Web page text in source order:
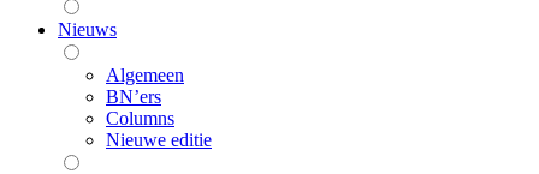
Nieuws
Algemeen
BN’ers
Columns
Nieuwe editie